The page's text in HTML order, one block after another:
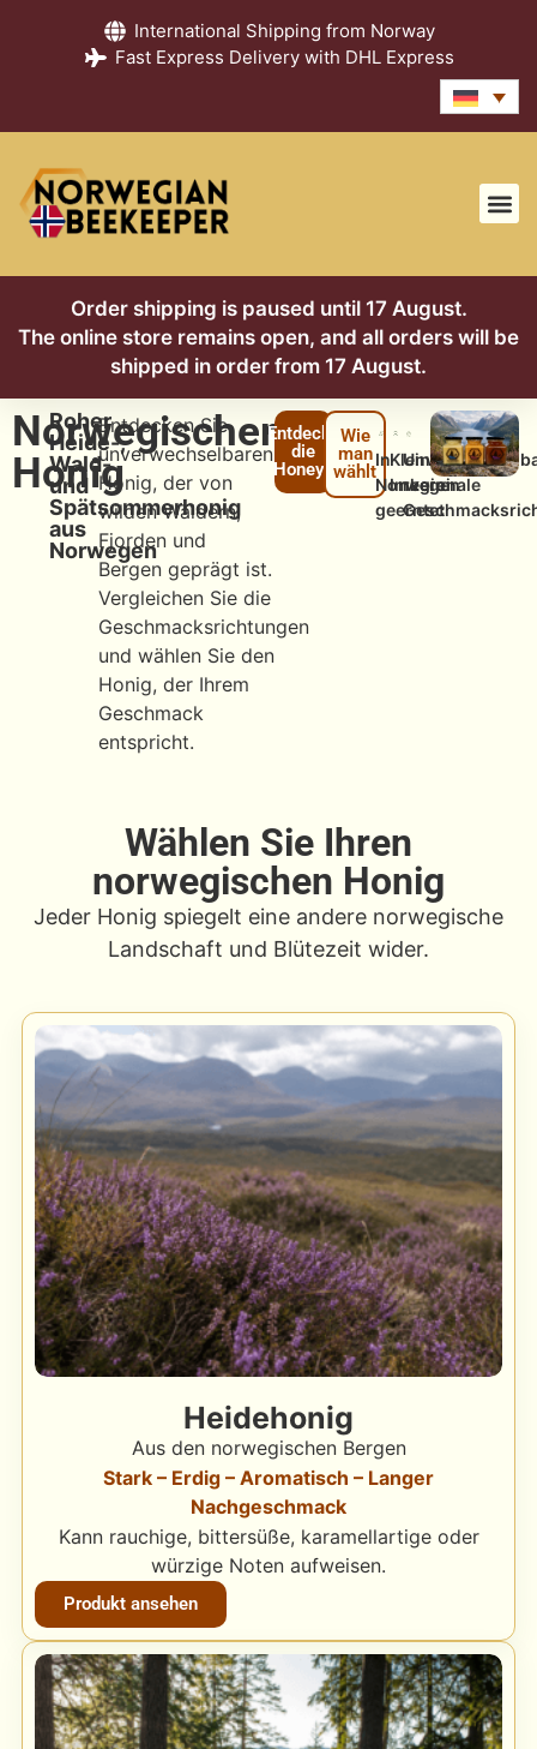
International Shipping from Norway
Fast Express Delivery with DHL Express
Order shipping is paused until 17 August.
The online store remains open, and all orders will be
shipped in order from 17 August.
Norwegischer
Honig
Roher
Heide-,
Wald-
und
Spätsommerhonig
aus
Norwegen
Entdecken Sie
unverwechselbaren
Honig, der von
wilden Wäldern,
Fjorden und
Bergen geprägt ist.
Vergleichen Sie die
Geschmacksrichtungen
und wählen Sie den
Honig, der Ihrem
Geschmack
entspricht.
Entdecke
die
Honeys
Wie
man
wählt
In
Norwegen
geerntet
Kleine
Imkerei
regionale
Wählen Sie Ihren
norwegischen Honig
Jeder Honig spiegelt eine andere norwegische
Landschaft und Blütezeit wider.
Heidehonig
Aus den norwegischen Bergen
Stark – Erdig – Aromatisch – Langer
Nachgeschmack
Kann rauchige, bittersüße, karamellartige oder
würzige Noten aufweisen.
Produkt ansehen